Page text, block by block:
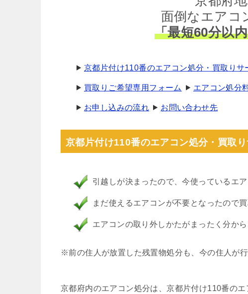
面倒なエアコ
「最短60分以
京都片付け110番のエアコン処分・買取りサ
買取りご希望専用フォーム エアコン処分
お申し込みの流れ お問い合わせ先
京都片付け110番のエアコン処分・買取
引越しが決まったので、今使っているエア
まだ使えるエアコンが不要となったので買
エアコンの取り外しかたがまったく分か
※前の住人が放置した残置物処分も、今の住人が
京都府内のエアコン処分は、京都片付け110番の